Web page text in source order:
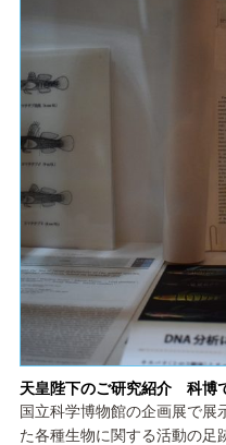
天皇陛下のご研究紹介 科博
国立科学博物館の企画展で展
た各種生物に関する活動の足